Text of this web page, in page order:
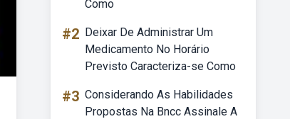
Como
#2 Deixar De Administrar Um
Medicamento No Horário
Previsto Caracteriza-se Como
#3 Considerando As Habilidades
Propostas Na Bncc Assinale A